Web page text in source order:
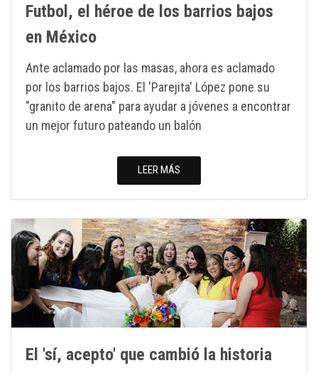
Futbol, el héroe de los barrios bajos
en México
Ante aclamado por las masas, ahora es aclamado
por los barrios bajos. El 'Parejita' López pone su
"granito de arena" para ayudar a jóvenes a encontrar
un mejor futuro pateando un balón
LEER MÁS
El 'sí, acepto' que cambió la historia